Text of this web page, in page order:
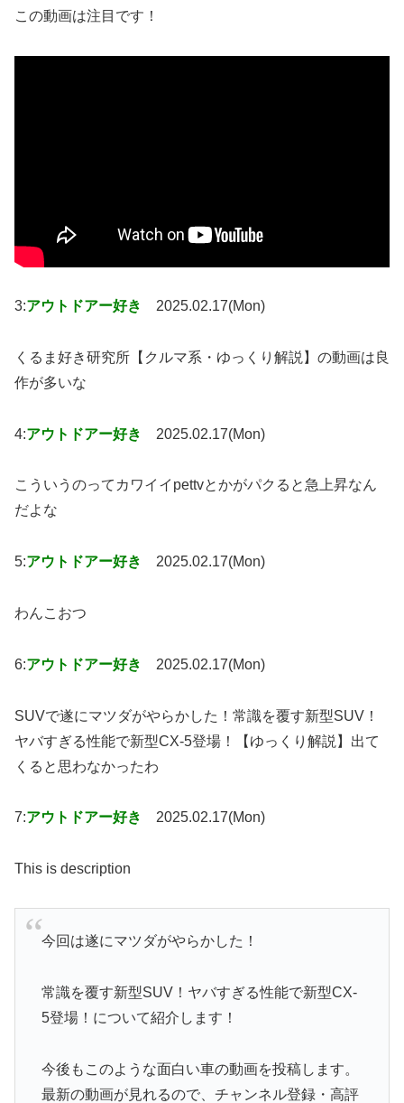
この動画は注目です！
3:アウトドアー好き 2025.02.17(Mon)
くるま好き研究所【クルマ系・ゆっくり解説】の動画は良
作が多いな
4:アウトドアー好き 2025.02.17(Mon)
こういうのってカワイイpettvとかがパクると急上昇なん
だよな
5:アウトドアー好き 2025.02.17(Mon)
わんこおつ
6:アウトドアー好き 2025.02.17(Mon)
SUVで遂にマツダがやらかした！常識を覆す新型SUV！
ヤバすぎる性能で新型CX-5登場！【ゆっくり解説】出て
くると思わなかったわ
7:アウトドアー好き 2025.02.17(Mon)
This is description
今回は遂にマツダがやらかした！
常識を覆す新型SUV！ヤバすぎる性能で新型CX-
5登場！について紹介します！
今後もこのような面白い車の動画を投稿します。
最新の動画が見れるので、チャンネル登録・高評